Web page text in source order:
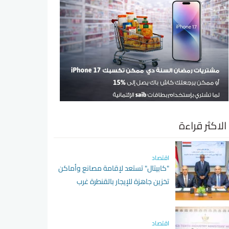
الاكثر قراءة
اقتصاد
"كابيتال" تستعد لإقامة مصانع وأماكن
تخزين جاهزة للإيجار بالقنطرة غرب
اقتصاد